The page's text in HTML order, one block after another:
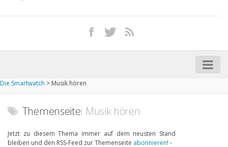
iPhone kaufen
Startseite
Aktuelle Smartwatches im Test
Die Smartwatch > Musik hören
Themenseite: Musik hören
Jetzt zu diesem Thema immer auf dem neusten Stand
bleiben und den RSS-Feed zur Themenseite abonnieren! -